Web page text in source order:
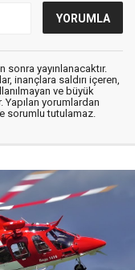
sonra yayınlanacaktır.
inançlara saldırı içeren,
ve büyük
Yapılan yorumlardan
sorumlu tutulamaz.